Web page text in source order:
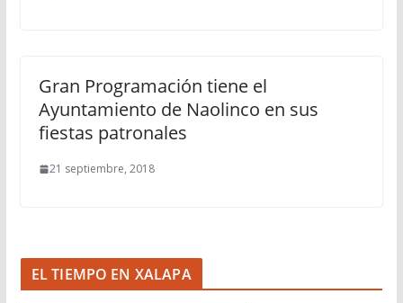
Gran Programación tiene el
Ayuntamiento de Naolinco en sus
fiestas patronales
21 septiembre, 2018
EL TIEMPO EN XALAPA